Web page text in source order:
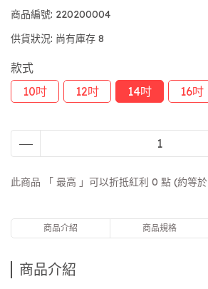
商品編號: 220200004
供貨狀況: 尚有庫存 8
款式
10吋
12吋 14吋 16吋
此商品 「 最高 」可以折抵紅利 0 點 (約等於
商品介紹 商品規格
商品介紹